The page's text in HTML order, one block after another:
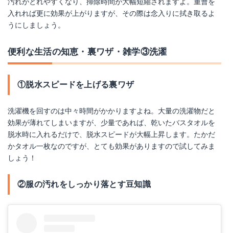
入れれば更に効果が上がりますが、その際は念入りに拭き取るよ
うにしましょう。
便利な生活の知恵・裏ワザ・雑学③洗濯
①脱水スピードを上げる裏ワザ
洗濯機を回すのは中々時間がかかりますよね。大量の洗濯物だと
効果が薄れてしまいますが、少量であれば、乾いたバスタオルを
脱水時に入れるだけで、脱水スピードが大幅上昇します。たかだ
かタオル一枚なのですが、とても効果がありますので試してみま
しょう！
②服の汚れをしっかり落とす豆知識